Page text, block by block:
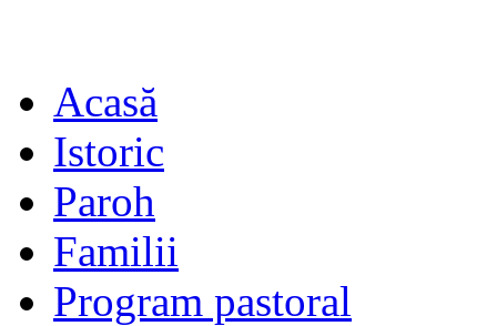
Acasă
Istoric
Paroh
Familii
Program pastoral